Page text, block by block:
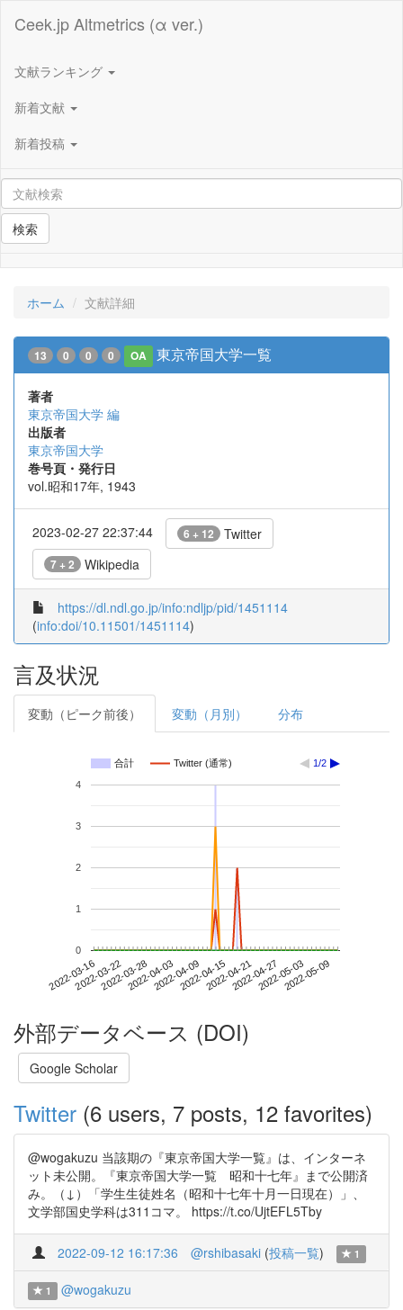
Ceek.jp Altmetrics (α ver.)
文献ランキング
新着文献
新着投稿
検索
ホーム 文献詳細
13 0 0 0 OA 東京帝国大学一覧
著者
東京帝国大学 編
出版者
東京帝国大学
巻号頁・発行日
vol.昭和17年, 1943
2023-02-27 22:37:44 6 + 12 Twitter
7 + 2 Wikipedia
https://dl.ndl.go.jp/info:ndljp/pid/1451114
(info:doi/10.11501/1451114)
言及状況
変動（ピーク前後） 変動（月別） 分布
合計 Twitter (通常) 1/2
2022-03-162022-03-222022-03-282022-04-032022-04-092022-04-152022-04-212022-04-272022-05-032022-05-09
0
1
2
3
4
外部データベース (DOI)
Google Scholar
Twitter (6 users, 7 posts, 12 favorites)
@wogakuzu 当該期の『東京帝国大学一覧』は、インターネ
ット未公開。『東京帝国大学一覧 昭和十七年』まで公開済
み。（↓）「学生生徒姓名（昭和十七年十月一日現在）」、
文学部国史学科は311コマ。 https://t.co/UjtEFL5Tby
2022-09-12 16:17:36 @rshibasaki (投稿一覧) 1
1 @wogakuzu